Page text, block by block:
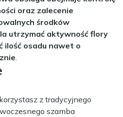
oraz zalecenie
środków
utrzymać aktywność flory
ilość osadu nawet o
.
z tradycyjnego
szamba